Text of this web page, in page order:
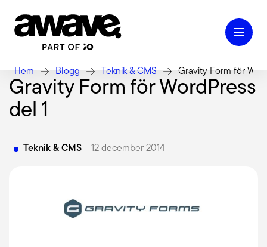
Hem Blogg Teknik & CMS Gravity Form för
Case
Kontakt
Gravity Form för WordPress
del 1
Teknik & CMS 12 december 2014